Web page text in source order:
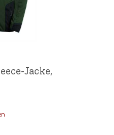
Jacke,